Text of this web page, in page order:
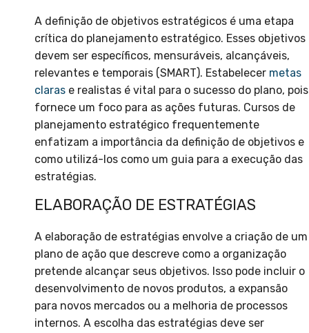
A definição de objetivos estratégicos é uma etapa
crítica do planejamento estratégico. Esses objetivos
devem ser específicos, mensuráveis, alcançáveis,
relevantes e temporais (SMART). Estabelecer metas
claras e realistas é vital para o sucesso do plano, pois
fornece um foco para as ações futuras. Cursos de
planejamento estratégico frequentemente
enfatizam a importância da definição de objetivos e
como utilizá-los como um guia para a execução das
estratégias.
ELABORAÇÃO DE ESTRATÉGIAS
A elaboração de estratégias envolve a criação de um
plano de ação que descreve como a organização
pretende alcançar seus objetivos. Isso pode incluir o
desenvolvimento de novos produtos, a expansão
para novos mercados ou a melhoria de processos
internos. A escolha das estratégias deve ser